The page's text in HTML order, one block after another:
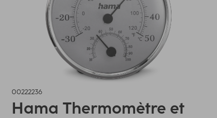
00222236
Hama Thermomètre et